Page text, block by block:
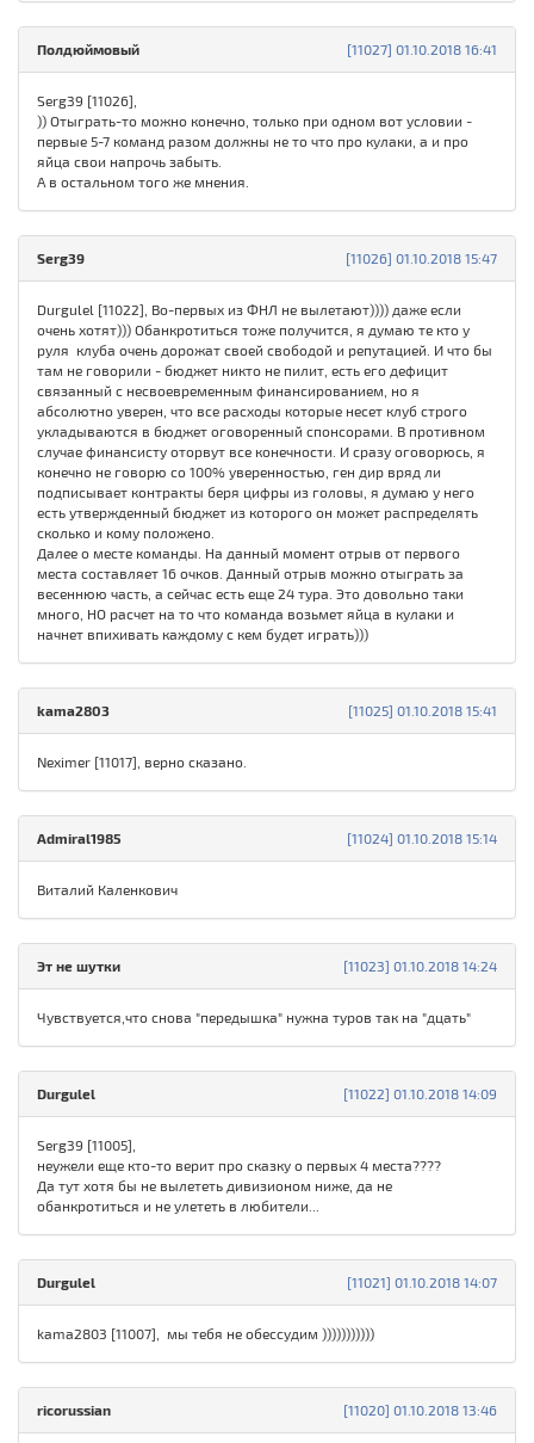
[11027] 01.10.2018 16:41
Полдюймовый
Serg39 [11026],
)) Отыграть-то можно конечно, только при одном вот условии -
первые 5-7 команд разом должны не то что про кулаки, а и про
яйца свои напрочь забыть.
А в остальном того же мнения.
[11026] 01.10.2018 15:47
Serg39
Durgulel [11022], Во-первых из ФНЛ не вылетают)))) даже если
очень хотят))) Обанкротиться тоже получится, я думаю те кто у
руля клуба очень дорожат своей свободой и репутацией. И что бы
там не говорили - бюджет никто не пилит, есть его дефицит
связанный с несвоевременным финансированием, но я
абсолютно уверен, что все расходы которые несет клуб строго
укладываются в бюджет оговоренный спонсорами. В противном
случае финансисту оторвут все конечности. И сразу оговорюсь, я
конечно не говорю со 100% уверенностью, ген дир вряд ли
подписывает контракты беря цифры из головы, я думаю у него
есть утвержденный бюджет из которого он может распределять
сколько и кому положено.
Далее о месте команды. На данный момент отрыв от первого
места составляет 16 очков. Данный отрыв можно отыграть за
весеннюю часть, а сейчас есть еще 24 тура. Это довольно таки
много, НО расчет на то что команда возьмет яйца в кулаки и
начнет впихивать каждому с кем будет играть)))
[11025] 01.10.2018 15:41
kama2803
Neximer [11017], верно сказано.
[11024] 01.10.2018 15:14
Admiral1985
Виталий Каленкович
[11023] 01.10.2018 14:24
Эт не шутки
Чувствуется,что снова "передышка" нужна туров так на "дцать"
[11022] 01.10.2018 14:09
Durgulel
Serg39 [11005],
неужели еще кто-то верит про сказку о первых 4 места????
Да тут хотя бы не вылететь дивизионом ниже, да не
обанкротиться и не улететь в любители...
[11021] 01.10.2018 14:07
Durgulel
kama2803 [11007], мы тебя не обессудим )))))))))))
[11020] 01.10.2018 13:46
ricorussian